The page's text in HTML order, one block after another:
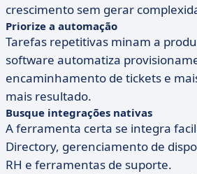
crescimento sem gerar
Priorize a automação
Tarefas repetitivas minam a
software automatiza
encaminhamento de tickets e
mais resultado.
Busque integrações nativas
A ferramenta certa se integra
Directory, gerenciamento de
RH e ferramentas de suporte.